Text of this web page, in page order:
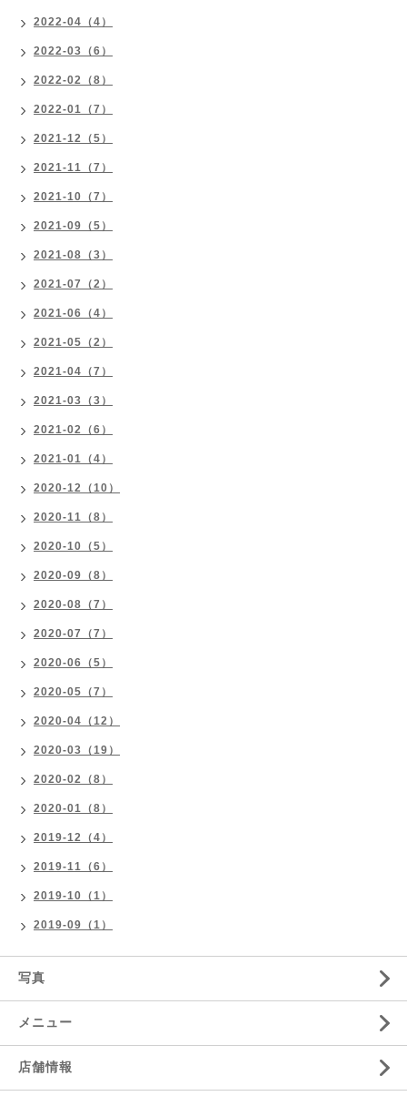
2022-04（4）
2022-03（6）
2022-02（8）
2022-01（7）
2021-12（5）
2021-11（7）
2021-10（7）
2021-09（5）
2021-08（3）
2021-07（2）
2021-06（4）
2021-05（2）
2021-04（7）
2021-03（3）
2021-02（6）
2021-01（4）
2020-12（10）
2020-11（8）
2020-10（5）
2020-09（8）
2020-08（7）
2020-07（7）
2020-06（5）
2020-05（7）
2020-04（12）
2020-03（19）
2020-02（8）
2020-01（8）
2019-12（4）
2019-11（6）
2019-10（1）
2019-09（1）
写真
メニュー
店舗情報